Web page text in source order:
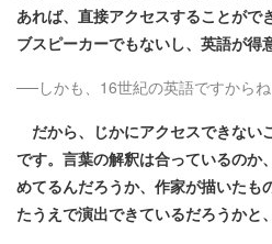
あれば、直接アクセスすることがで
ブスピーカーでもないし、英語が得
──しかも、16世紀の英語ですからね
だから、じかにアクセスできない
です。言葉の解釈は合っているのか
めてるんだろうか、作家が描いたも
たうえで演出できているだろうかと